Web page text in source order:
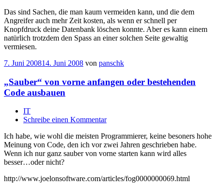
Das sind Sachen, die man kaum vermeiden kann, und die dem
Angreifer auch mehr Zeit kosten, als wenn er schnell per
Knopfdruck deine Datenbank löschen konnte. Aber es kann einem
natürlich trotzdem den Spass an einer solchen Seite gewaltig
vermiesen.
7. Juni 200814. Juni 2008 von panschk
„Sauber“ von vorne anfangen oder bestehenden
Code ausbauen
IT
Schreibe einen Kommentar
Ich habe, wie wohl die meisten Programmierer, keine besoners hohe
Meinung von Code, den ich vor zwei Jahren geschrieben habe.
Wenn ich nur ganz sauber von vorne starten kann wird alles
besser…oder nicht?
http://www.joelonsoftware.com/articles/fog0000000069.html